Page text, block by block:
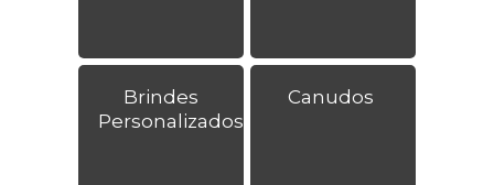
Brindes
Personalizados
Canudos